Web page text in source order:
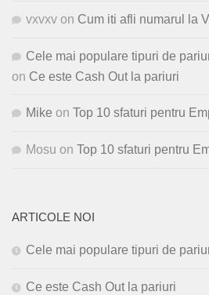
vxvxv on Cum iti afli numarul la
Cele mai populare tipuri de
on Ce este Cash Out la pariuri
Mike on Top 10 sfaturi pentru
Mosu on Top 10 sfaturi pentru
ARTICOLE NOI
Cele mai populare tipuri de
Ce este Cash Out la pariuri